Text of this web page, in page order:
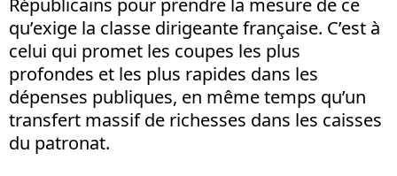
Républicains pour prendre la mesure de ce
qu’exige la classe dirigeante française. C’est à
celui qui promet les coupes les plus
profondes et les plus rapides dans les
dépenses publiques, en même temps qu’un
transfert massif de richesses dans les caisses
du patronat.